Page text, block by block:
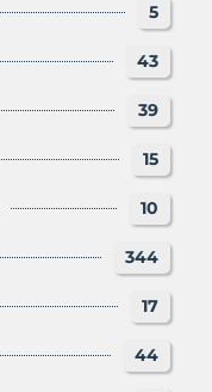
5
43
39
15
10
344
17
44